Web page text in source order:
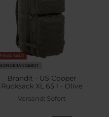
FINAL SALE
SONDERANGEBOT
Brandit - US Cooper
Rucksack XL 65 l - Olive
Versand: Sofort